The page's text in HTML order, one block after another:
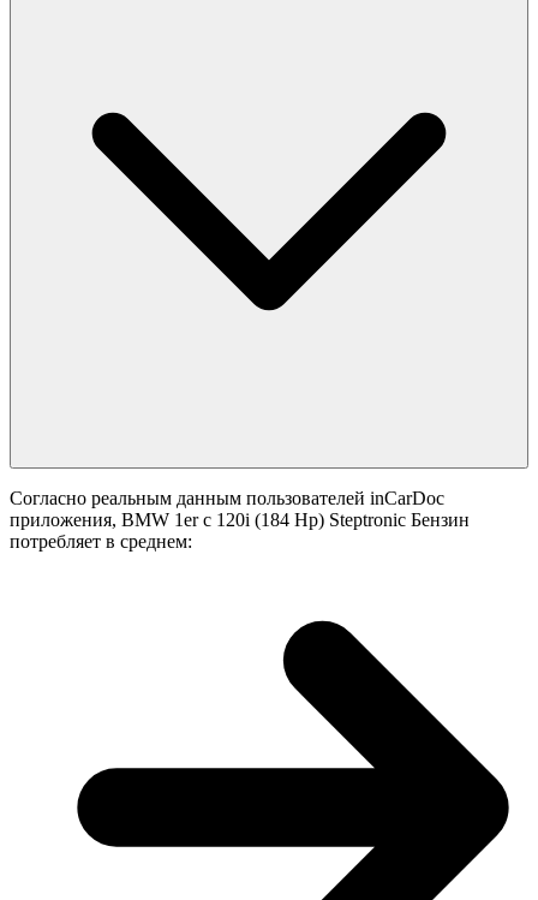
Согласно реальным данным пользователей inCarDoc
приложения, BMW 1er с 120i (184 Hp) Steptronic Бензин
потребляет в среднем: